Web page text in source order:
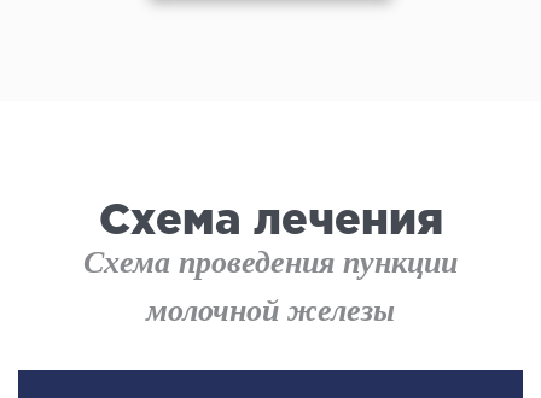
Схема лечения
Схема проведения пункции
молочной железы